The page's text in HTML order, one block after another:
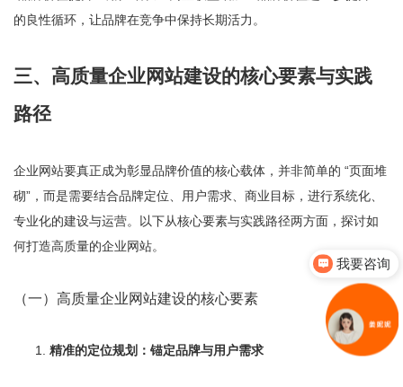
的良性循环，让品牌在竞争中保持长期活力。
三、高质量企业网站建设的核心要素与实践
路径
企业网站要真正成为彰显品牌价值的核心载体，并非简单的 “页面堆
砌”，而是需要结合品牌定位、用户需求、商业目标，进行系统化、
专业化的建设与运营。以下从核心要素与实践路径两方面，探讨如
何打造高质量的企业网站。
（一）高质量企业网站建设的核心要素
精准的定位规划：锚定品牌与用户需求
你们是怎么收费的呢